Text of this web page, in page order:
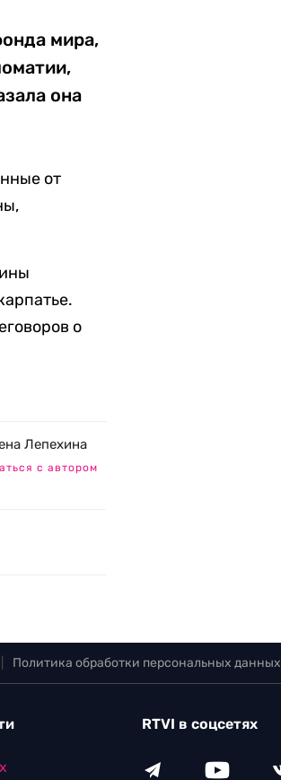
мира,
она
от
о
Лепехина
с автором
Политика обработки персональных данных
RTVI в соцсетях